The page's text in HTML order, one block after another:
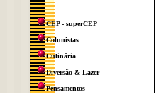
CEP - superCEP
Colunistas
Culinária
Diversão & Lazer
Pensamentos